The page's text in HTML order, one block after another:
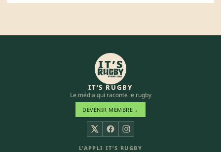
IT’S RUGBY
Le média qui raconte le rugby
DEVENIR MEMBRE→
X FacebookInstagram
L’APPLI IT’S RUGBY